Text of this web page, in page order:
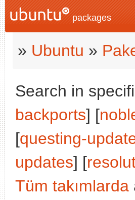
packages
» Ubuntu »
Search in
backports] [
[questing-
updates] [
Tüm takımlarda